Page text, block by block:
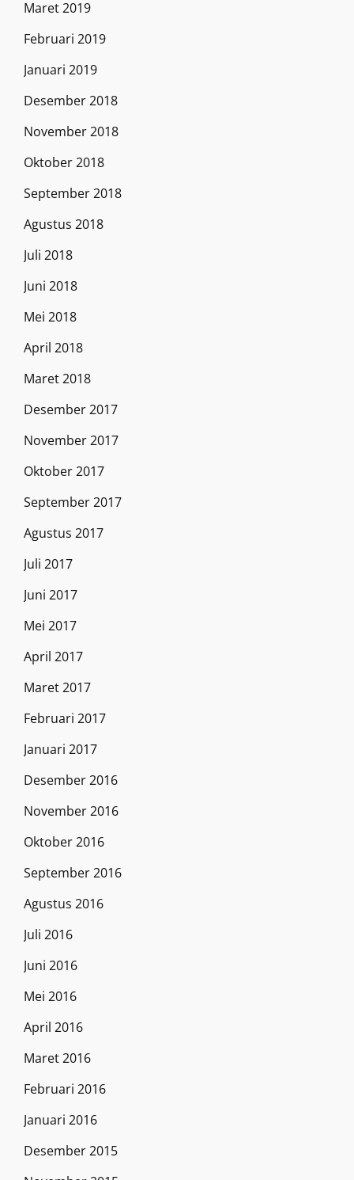
Maret 2019
Februari 2019
Januari 2019
Desember 2018
November 2018
Oktober 2018
September 2018
Agustus 2018
Juli 2018
Juni 2018
Mei 2018
April 2018
Maret 2018
Desember 2017
November 2017
Oktober 2017
September 2017
Agustus 2017
Juli 2017
Juni 2017
Mei 2017
April 2017
Maret 2017
Februari 2017
Januari 2017
Desember 2016
November 2016
Oktober 2016
September 2016
Agustus 2016
Juli 2016
Juni 2016
Mei 2016
April 2016
Maret 2016
Februari 2016
Januari 2016
Desember 2015